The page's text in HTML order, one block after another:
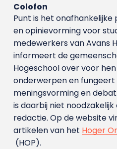
Colofon
Punt is het
en opinievorming voor
medewerkers van Avans
informeert de
Hogeschool over voor
onderwerpen en fungeert
meningsvorming en
is daarbij niet
redactie. Op de website
artikelen van het Hoger
(HOP).